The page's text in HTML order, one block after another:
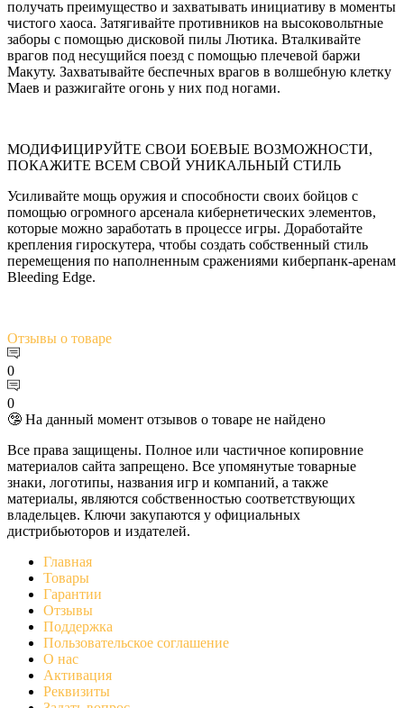
получать преимущество и захватывать инициативу в моменты
чистого хаоса. Затягивайте противников на высоковольтные
заборы с помощью дисковой пилы Лютика. Вталкивайте
врагов под несущийся поезд с помощью плечевой баржи
Макуту. Захватывайте беспечных врагов в волшебную клетку
Маев и разжигайте огонь у них под ногами.
МОДИФИЦИРУЙТЕ СВОИ БОЕВЫЕ ВОЗМОЖНОСТИ,
ПОКАЖИТЕ ВСЕМ СВОЙ УНИКАЛЬНЫЙ СТИЛЬ
Усиливайте мощь оружия и способности своих бойцов с
помощью огромного арсенала кибернетических элементов,
которые можно заработать в процессе игры. Доработайте
крепления гироскутера, чтобы создать собственный стиль
перемещения по наполненным сражениями киберпанк-аренам
Bleeding Edge.
Отзывы о товаре
0
0
🤥 На данный момент отзывов о товаре не найдено
Все права защищены. Полное или частичное копировние
материалов сайта запрещено. Все упомянутые товарные
знаки, логотипы, названия игр и компаний, а также
материалы, являются собственностью соответствующих
владельцев. Ключи закупаются у официальных
дистрибьюторов и издателей.
Главная
Товары
Гарантии
Отзывы
Поддержка
Пользовательское соглашение
О нас
Активация
Реквизиты